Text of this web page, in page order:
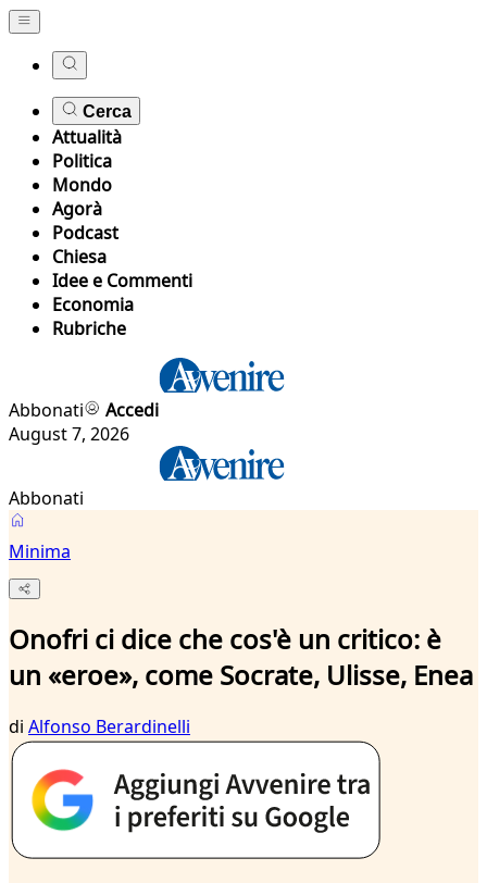
Cerca
Attualità
Politica
Mondo
Agorà
Podcast
Chiesa
Idee e Commenti
Economia
Rubriche
Abbonati
Accedi
August 7, 2026
Abbonati
Minima
Onofri ci dice che cos'è un critico: è
un «eroe», come Socrate, Ulisse, Enea
di Alfonso Berardinelli